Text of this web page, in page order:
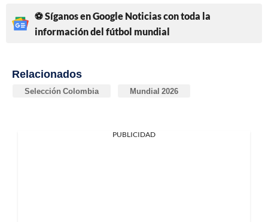
⚽ Síganos en Google Noticias con toda la
información del fútbol mundial
Relacionados
Selección Colombia Mundial 2026
PUBLICIDAD